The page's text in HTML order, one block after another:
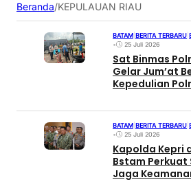
Beranda/KEPULAUAN RIAU
BATAM BERITA TERBARU
•
25 Juli 2026
Sat Binmas
Gelar Jum’at
Kepedulian
BATAM BERITA TERBARU
•
25 Juli 2026
Kapolda Kepri
Bstam Perkuat
Jaga